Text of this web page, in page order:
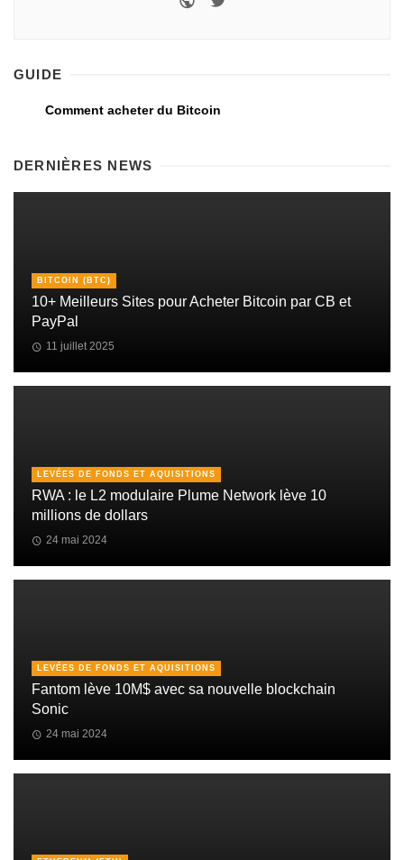
GUIDE
Comment acheter du Bitcoin
DERNIÈRES NEWS
BITCOIN (BTC)
10+ Meilleurs Sites pour Acheter Bitcoin par CB et
PayPal
11 juillet 2025
LEVÉES DE FONDS ET AQUISITIONS
RWA : le L2 modulaire Plume Network lève 10
millions de dollars
24 mai 2024
LEVÉES DE FONDS ET AQUISITIONS
Fantom lève 10M$ avec sa nouvelle blockchain
Sonic
24 mai 2024